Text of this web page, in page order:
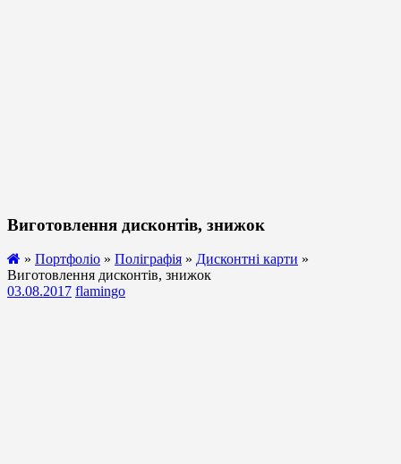
Виготовлення дисконтів, знижок
» Портфоліо » Поліграфія » Дисконтні карти »
Виготовлення дисконтів, знижок
03.08.2017 flamingo